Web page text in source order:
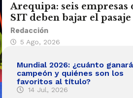
Arequipa: seis empresas
SIT deben bajar el pasaje
Redacción
5 Ago, 2026
Mundial 2026: ¿cuánto
campeón y quiénes son los
favoritos al título?
14 Jul, 2026